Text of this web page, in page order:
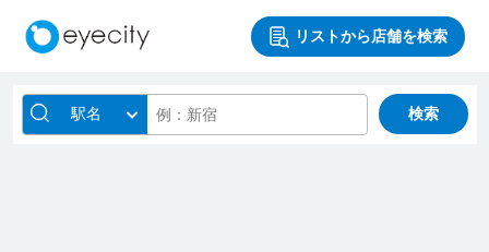
リストから店舗を検索
駅名 検索